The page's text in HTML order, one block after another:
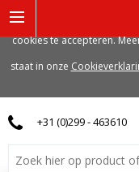
+31 (0)299 - 463610
gerelateerde cookies. Voor
cookies te accepteren.
staat in onze